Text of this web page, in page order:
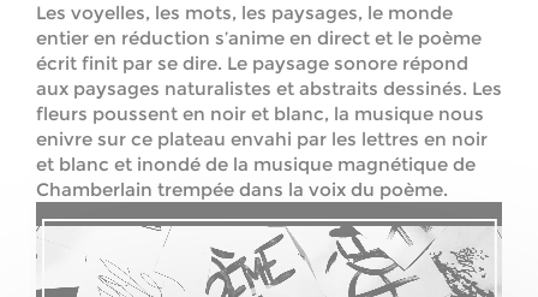
Les voyelles, les mots, les paysages, le monde
entier en réduction s’anime en direct et le poème
écrit finit par se dire. Le paysage sonore répond
aux paysages naturalistes et abstraits dessinés. Les
fleurs poussent en noir et blanc, la musique nous
enivre sur ce plateau envahi par les lettres en noir
et blanc et inondé de la musique magnétique de
Chamberlain trempée dans la voix du poème.
Video
Player